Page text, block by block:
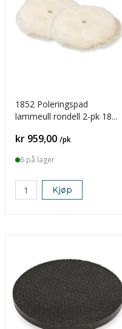
1852 Poleringspad
lammeull rondell 2-pk 180
Pris
kr 959,00 /pk
6 på lager
Kjøp